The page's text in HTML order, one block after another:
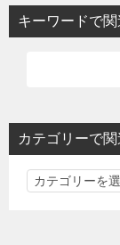
キーワードで
カテゴリーで
カ